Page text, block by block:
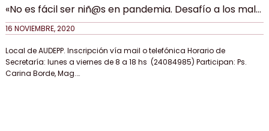
«No es fácil ser niñ@s en pandemia. Desafío a los mal-
estares: subjetividades en construcción». Sábado 28
de noviembre 10.30 Actividad presencial (cupos
limitados) y vía streaming
16 NOVIEMBRE, 2020
Local de AUDEPP. Inscripción vía mail o telefónica Horario de
Secretaría: lunes a viernes de 8 a 18 hs (24084985) Participan: Ps.
Carina Borde, Mag.…